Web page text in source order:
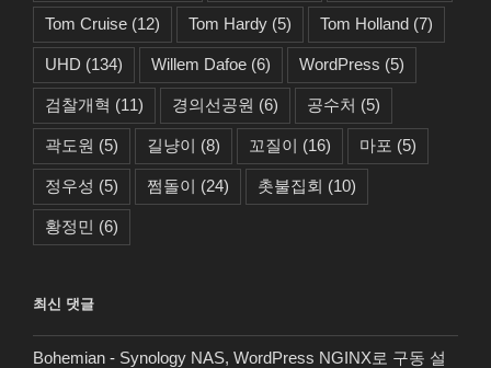
Tom Cruise (12) Tom Hardy (5) Tom Holland (7)
UHD (134) Willem Dafoe (6) WordPress (5)
검찰개혁 (11) 경의선공원 (6) 공수처 (5)
곽도원 (5) 길냥이 (8) 꼬질이 (16) 마포 (5)
정우성 (5) 쩜돌이 (24) 촛불집회 (10)
황정민 (6)
최신 댓글
Bohemian - Synology NAS, WordPress NGINX로 구동 설